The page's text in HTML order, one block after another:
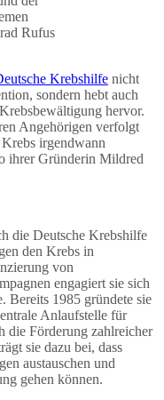
Rufus
Krebshilfenicht
sondern hebt auch
hervor.
Angehörigen verfolgt
irgendwann
ihrer Gründerin Mildred
die Deutsche Krebshilfe
den Krebs in
von
engagiert sie sich
Bereits 1985 gründete sie
Anlaufstelle für
die Förderung zahlreicher
sie dazu bei, dass
austauschen und
gehen können.